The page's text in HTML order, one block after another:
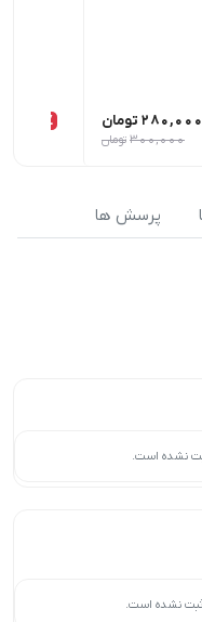
280,000 تومان
300,000 تومان
7٪
پرسش ها
نشده است.
ثبت نشده است.